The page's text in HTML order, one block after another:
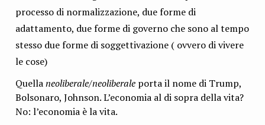
processo di normalizzazione, due forme di
adattamento, due forme di governo che sono al tempo
stesso due forme di soggettivazione ( ovvero di vivere
le cose)
Quellaneoliberale/neoliberale porta il nome di Trump,
Bolsonaro, Johnson. L’economia al di sopra della vita?
No: l’economia è la vita.